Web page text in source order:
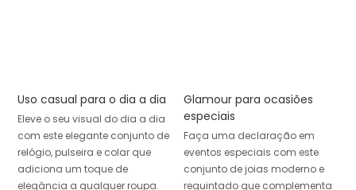
Uso casual para o dia a dia
Eleve o seu visual do dia a dia
com este elegante conjunto de
relógio, pulseira e colar que
adiciona um toque de
elegância a qualquer roupa.
Glamour para ocasiões
especiais
Faça uma declaração em
eventos especiais com este
conjunto de joias moderno e
requintado que complementa